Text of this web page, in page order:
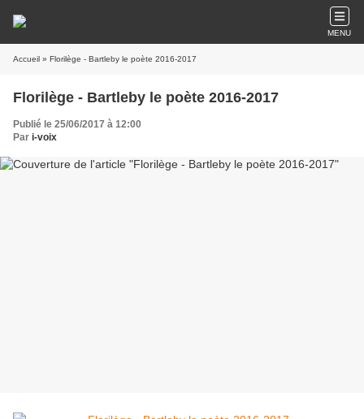
MENU
Accueil » Florilège - Bartleby le poète 2016-2017
Florilège - Bartleby le poète 2016-2017
Publié le 25/06/2017 à 12:00
Par i-voix